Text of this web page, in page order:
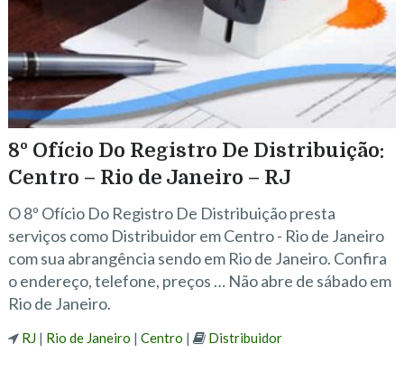
8º Ofício Do Registro De Distribuição:
Centro – Rio de Janeiro – RJ
O 8º Ofício Do Registro De Distribuição presta
serviços como Distribuidor em Centro - Rio de Janeiro
com sua abrangência sendo em Rio de Janeiro. Confira
o endereço, telefone, preços … Não abre de sábado em
Rio de Janeiro.
RJ| Rio de Janeiro | Centro | Distribuidor